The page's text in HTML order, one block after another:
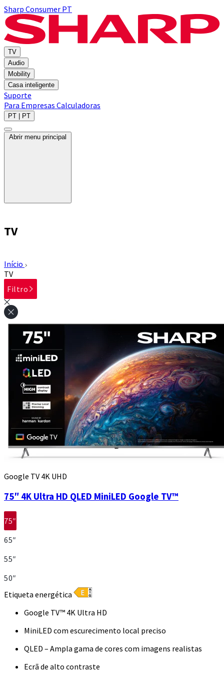
Sharp Consumer PT
TV
Audio
Mobility
Casa inteligente
Suporte
Para Empresas Calculadoras
PT | PT
Abrir menu principal
TV
Início
TV
Filtro
Google TV 4K UHD
75″ 4K Ultra HD QLED MiniLED Google TV™
75″
65″
55″
50″
Etiqueta energética
Google TV™ 4K Ultra HD
MiniLED com escurecimento local preciso
QLED – Ampla gama de cores com imagens realistas
Ecrã de alto contraste